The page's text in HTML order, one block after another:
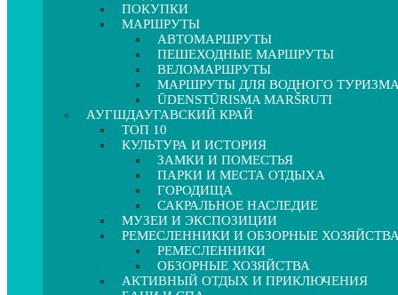
ПОКУПКИ
МАРШРУТЫ
АВТОМАРШРУТЫ
ПЕШЕХОДНЫЕ МАРШРУТЫ
ВЕЛОМАРШРУТЫ
МАРШРУТЫ ДЛЯ ВОДНОГО ТУРИЗМА
ŪDENSTŪRISMA MARŠRUTI
АУГШДАУГАВСКИЙ КРАЙ
ТОП 10
КУЛЬТУРА И ИСТОРИЯ
ЗАМКИ И ПОМЕСТЬЯ
ПАРКИ И МЕСТА ОТДЫХА
ГОРОДИЩА
САКРАЛЬНОЕ НАСЛЕДИЕ
МУЗЕИ И ЭКСПОЗИЦИИ
РЕМЕСЛЕННИКИ И ОБЗОРНЫЕ ХОЗЯЙСТВА
РЕМЕСЛЕННИКИ
ОБЗОРНЫЕ ХОЗЯЙСТВА
АКТИВНЫЙ ОТДЫХ И ПРИКЛЮЧЕНИЯ